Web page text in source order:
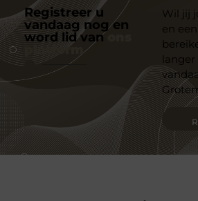
Registreer u
vandaag nog en
word lid van
platform
Wil jij
en